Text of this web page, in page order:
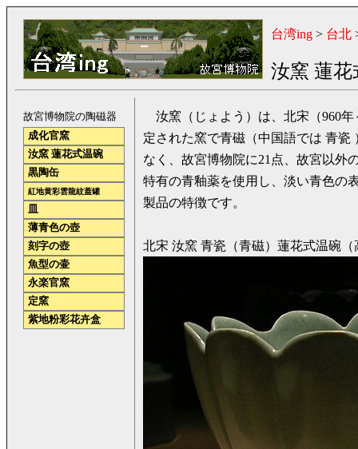
台湾ing > 台北
汝窯 蓮花
汝窯（じょよう）は、北宋（960年
定された窯で青磁（中国語では 青
なく、故宮博物院に21点、故宮以外
特有の青釉薬を使用し、淡い青色の
製品の特徴です。
北宋 汝窯 青瓷（青磁）蓮花式温碗
故宮博物院の陶磁器
成化官窯
汝窯 蓮花式温碗
黒陶缶
紅地黄彩雲龍紋蓋罐
皿
薄青色の壺
刻字の壺
魚型の壷
永楽官窯
定窯
紫地粉彩花卉盒